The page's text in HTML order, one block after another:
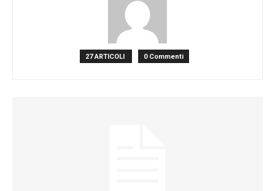
27 ARTICOLI 0 Commenti